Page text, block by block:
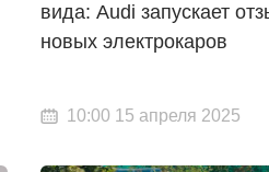
вида: Audi запускает
новых электрокаров
10:00 15 апреля 2025